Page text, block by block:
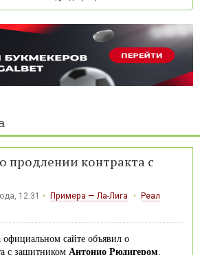
продлении контракта с
12:31 Примера — Ла-Лига
Реал
сайте объявил о
с защитником Антонио Рюдигером